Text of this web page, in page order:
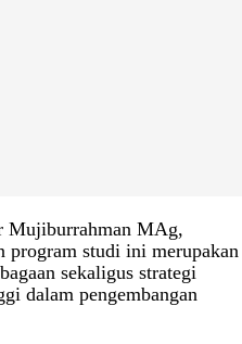
MAg,
program studi ini merupakan
sekaligus strategi
dalam pengembangan